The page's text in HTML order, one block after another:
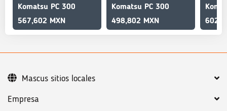
Komatsu PC 300
567,602 MXN
Komatsu PC 300
498,802 MXN
Empresa
Mascus sitios locales